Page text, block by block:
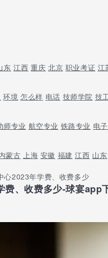
东 江西 重庆 北京 职业考证 江
环境 怎么样 电话 技师学院 技
师专业 航空专业 铁路专业 电
蒙古 上海 安徽 福建 江西 山东
心2023年学费、收费多少
费、收费多少-球宴app